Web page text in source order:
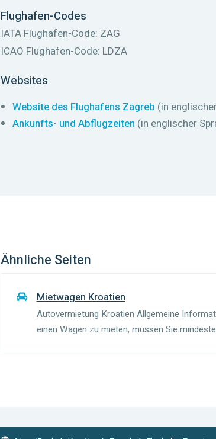
Flughafen-Codes
IATA Flughafen-Code: ZAG
ICAO Flughafen-Code: LDZA
Websites
Website des Flughafens Zagreb (in
Ankunfts- und Abflugzeiten (in englischer
Ähnliche Seiten
Mietwagen Kroatien
Autovermietung Kroatien Allgemeine
einen Wagen zu mieten, müssen Sie